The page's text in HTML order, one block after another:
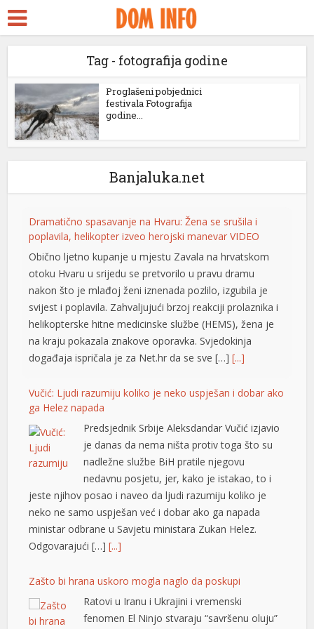
panel
panel
panel
panel
panel
panel
panel
panel
panel
panel
panel
panel
Tag - fotografija godine
Proglašeni pobjednici
festivala Fotografija
godine...
Banjaluka.net
Dramatično spasavanje na Hvaru: Žena se srušila i
poplavila, helikopter izveo herojski manevar VIDEO
Obično ljetno kupanje u mjestu Zavala na hrvatskom
otoku Hvaru u srijedu se pretvorilo u pravu dramu
nakon što je mlađoj ženi iznenada pozlilo, izgubila je
svijest i poplavila. Zahvaljujući brzoj reakciji prolaznika i
helikopterske hitne medicinske službe (HEMS), žena je
na kraju pokazala znakove oporavka. Svjedokinja
događaja ispričala je za Net.hr da se sve […][...]
Vučić: Ljudi razumiju koliko je neko uspješan i dobar ako
ga Helez napada
Predsjednik Srbije Aleksdandar Vučić izjavio
je danas da nema ništa protiv toga što su
nadležne službe BiH pratile njegovu
nedavnu posjetu, jer, kako je istakao, to i
jeste njihov posao i naveo da ljudi razumiju koliko je
neko ne samo uspješan već i dobar ako ga napada
ministar odbrane u Savjetu ministara Zukan Helez.
Odgovarajući […][...]
Zašto bi hrana uskoro mogla naglo da poskupi
Ratovi u Iranu i Ukrajini i vremenski
fenomen El Ninjo stvaraju “savršenu oluju”